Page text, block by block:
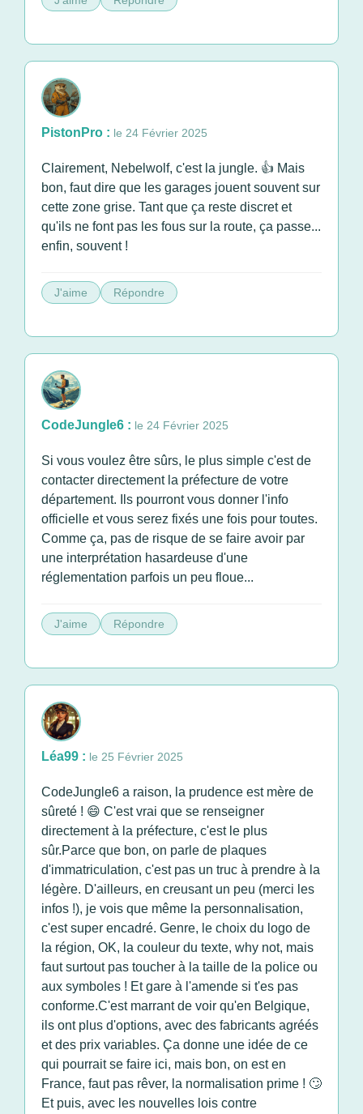
PistonPro : le 24 Février 2025
Clairement, Nebelwolf, c'est la jungle. 👍 Mais
bon, faut dire que les garages jouent souvent sur
cette zone grise. Tant que ça reste discret et
qu'ils ne font pas les fous sur la route, ça passe...
enfin, souvent !
J'aime Répondre
CodeJungle6 : le 24 Février 2025
Si vous voulez être sûrs, le plus simple c'est de
contacter directement la préfecture de votre
département. Ils pourront vous donner l'info
officielle et vous serez fixés une fois pour toutes.
Comme ça, pas de risque de se faire avoir par
une interprétation hasardeuse d'une
réglementation parfois un peu floue...
J'aime Répondre
Léa99 : le 25 Février 2025
CodeJungle6 a raison, la prudence est mère de
sûreté ! 😄 C'est vrai que se renseigner
directement à la préfecture, c'est le plus
sûr.Parce que bon, on parle de plaques
d'immatriculation, c'est pas un truc à prendre à la
légère. D'ailleurs, en creusant un peu (merci les
infos !), je vois que même la personnalisation,
c'est super encadré. Genre, le choix du logo de
la région, OK, la couleur du texte, why not, mais
faut surtout pas toucher à la taille de la police ou
aux symboles ! Et gare à l'amende si t'es pas
conforme.C'est marrant de voir qu'en Belgique,
ils ont plus d'options, avec des fabricants agréés
et des prix variables. Ça donne une idée de ce
qui pourrait se faire ici, mais bon, on est en
France, faut pas rêver, la normalisation prime ! 🙄
Et puis, avec les nouvelles lois contre